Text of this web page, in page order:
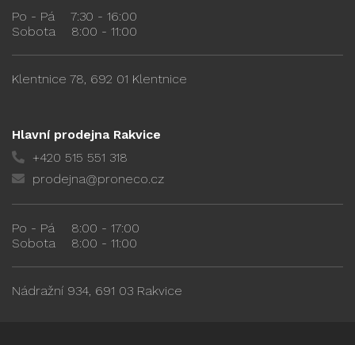
Po - Pá
7:30 - 16:00
Sobota
8:00 - 11:00
Klentnice 78, 692 01 Klentnice
Hlavní prodejna Rakvice
+420 515 551 318
prodejna@proneco.cz
Po - Pá
8:00 - 17:00
Sobota
8:00 - 11:00
Nádražní 934, 691 03 Rakvice